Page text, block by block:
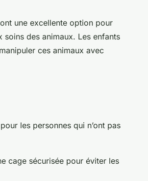
une excellente option pour
des animaux. Les enfants
ces animaux avec
les personnes qui n’ont pas
cage sécurisée pour éviter les